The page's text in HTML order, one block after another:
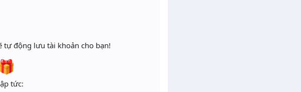
tự động lưu tài khoản cho bạn!
tức: